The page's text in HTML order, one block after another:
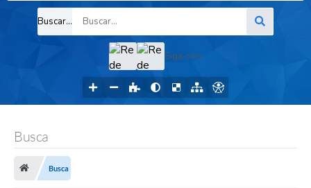
Buscar...
Siga-nos
Busca
Busca